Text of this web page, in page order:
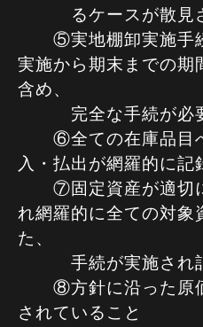
るケースが散見
⑤実地棚卸実施手続
実施から期末までの期
含め、
完全な手続が必要
⑥全ての在庫品目へ
入・払出が網羅的に記
⑦固定資産が適切に
れ網羅的に全ての対象
た、
手続が実施され記
⑧方針に沿った原価
されていること